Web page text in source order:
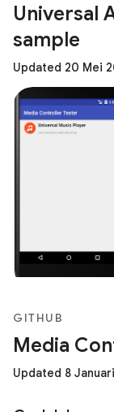
Universal
sample
Updated 20 Mei
GITHUB
Media
Updated 8